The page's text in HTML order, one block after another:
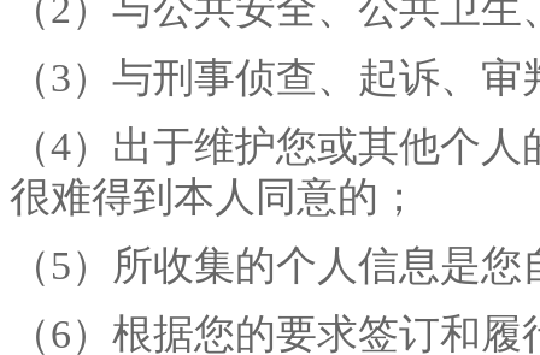
（2）与公共安全、公共卫
（3）与刑事侦查、起诉、
（4）出于维护您或其他个
很难得到本人同意的；
（5）所收集的个人信息是
（6）根据您的要求签订和履